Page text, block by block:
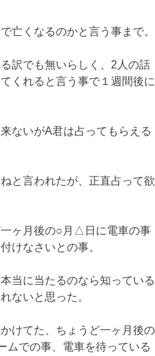
亡くなるのかと言う事まで。
訳でも無いらしく、2人の話
くれると言う事で１週間後に
ないがA君は占ってもらえる
と言われたが、正直占って欲
ヶ月後の○月△日に電車の事
けなさいとの事。
当に当たるのなら知っている
ないと思った。
けてた、ちょうど一ヶ月後の
での事、電車を待っている